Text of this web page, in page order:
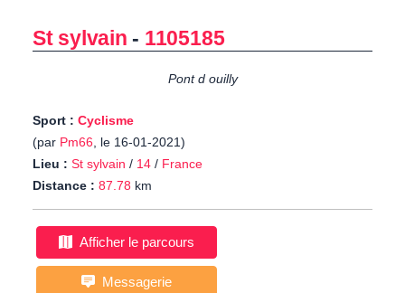
St sylvain - 1105185
Pont d ouilly
Sport : Cyclisme
(par Pm66, le 16-01-2021)
Lieu : St sylvain / 14 / France
Distance : 87.78 km
Afficher le parcours
Messagerie